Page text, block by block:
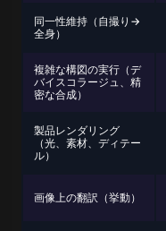
同一性維持（自撮り→
全身）
複雑な構図の実行（デ
バイスコラージュ、精
密な合成）
製品レンダリング
（光、素材、ディテー
ル）
画像上の翻訳（挙動）